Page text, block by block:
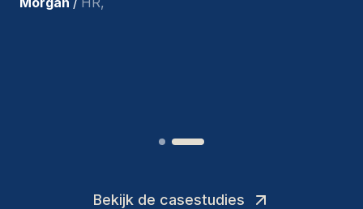
tevreden met de recente
Bekijk de casestudies